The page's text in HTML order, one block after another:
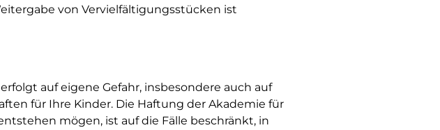
von Vervielfältigungsstücken ist
auf eigene Gefahr, insbesondere auch auf
für Ihre Kinder. Die Haftung der Akademie für
mögen, ist auf die Fälle beschränkt, in